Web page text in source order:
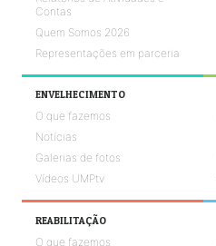
Contas
Quem Somos 2026
Representações em parceria
ENVELHECIMENTO
O que fazemos
Notícias
Galerias de fotos
Vídeos UMPtv
REABILITAÇÃO
O que fazemos